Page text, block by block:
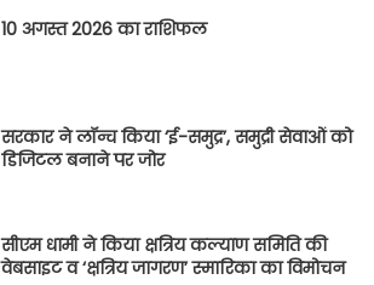
10 अगस्त 2026 का राशिफल
सरकार ने लॉन्च किया ‘ई-समुद्र’, समुद्री सेवाओं को
डिजिटल बनाने पर जोर
सीएम धामी ने किया क्षत्रिय कल्याण समिति की
वेबसाइट व ‘क्षत्रिय जागरण’ स्मारिका का विमोचन